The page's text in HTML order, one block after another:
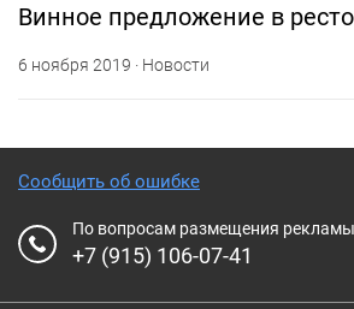
Винное предложение в
6 ноября 2019 · Новости
Сообщить об ошибке
По вопросам размещения рекламы
+7 (915) 106-07-41